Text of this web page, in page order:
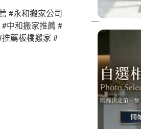
#永和搬家公司
中和搬家推薦 #
薦板橋搬家 #